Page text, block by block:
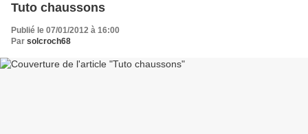
Tuto chaussons
Publié le 07/01/2012 à 16:00
Par solcroch68